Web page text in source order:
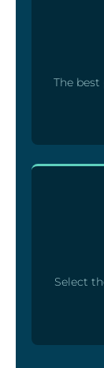
The
Select